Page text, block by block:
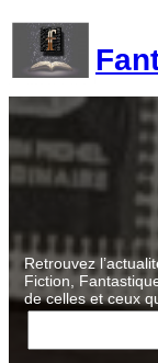
contenu
Retrouvez
Fiction,
de celles et ceux
R
c